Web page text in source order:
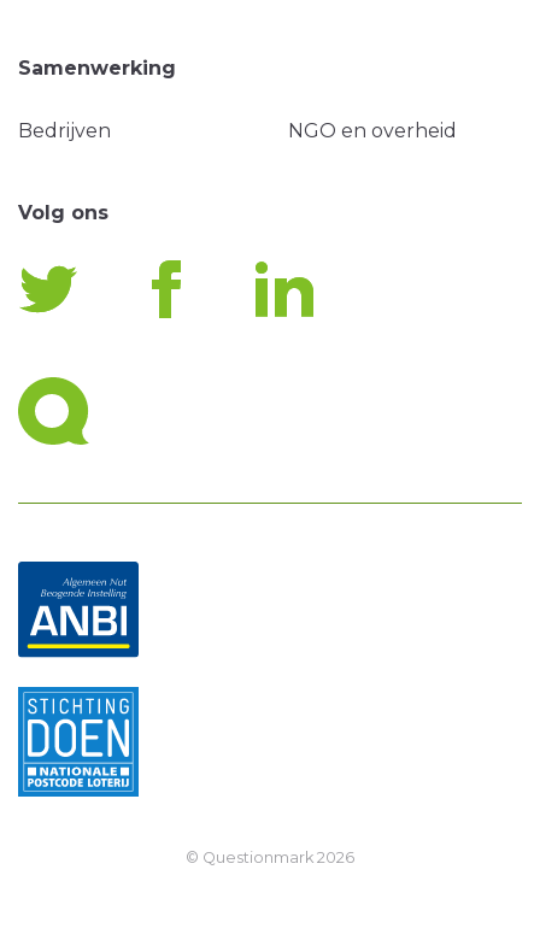
Samenwerking
Bedrijven NGO en overheid
Volg ons
© Questionmark 2026